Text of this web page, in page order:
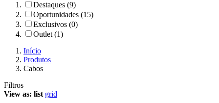
Destaques (9)
Oportunidades (15)
Exclusivos (0)
Outlet (1)
Início
Produtos
Cabos
Filtros
View as: list grid